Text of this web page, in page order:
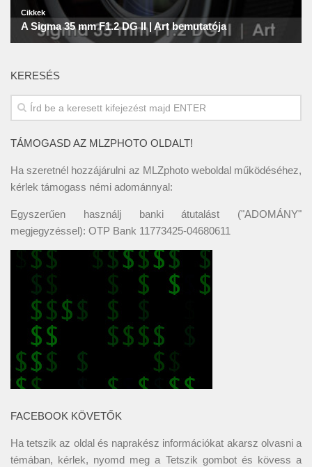
KERESÉS
TÁMOGASD AZ MLZPHOTO OLDALT!
Ha szeretnél hozzájárulni az MLZphoto weboldal működéséhez,
kérlek támogass némi adománnyal:
Egyszerűen használj banki átutalást ("ADOMÁNY"
megjegyzéssel): OTP Bank 11773425-04680611
FACEBOOK KÖVETŐK
Ha tetszik az oldal és naprakész információkat akarsz olvasni a
témában, kérlek, nyomd meg a Tetszik gombot és kövess a